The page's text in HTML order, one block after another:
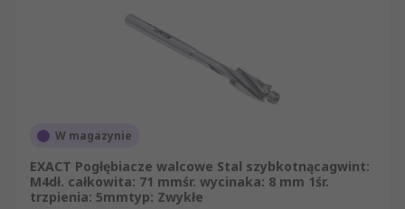
W magazynie
EXACT Pogłębiacze walcowe Stal szybkotnącagwint:
M4dł. całkowita: 71 mmśr. wycinaka: 8 mm 1śr.
trzpienia: 5mmtyp: Zwykłe